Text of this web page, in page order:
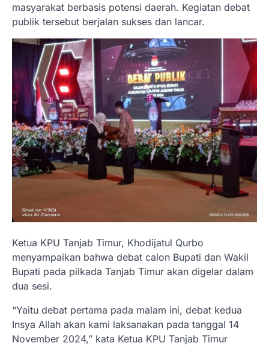
masyarakat berbasis potensi daerah. Kegiatan debat
publik tersebut berjalan sukses dan lancar.
Ketua KPU Tanjab Timur, Khodijatul Qurbo
menyampaikan bahwa debat calon Bupati dan Wakil
Bupati pada pilkada Tanjab Timur akan digelar dalam
dua sesi.
“Yaitu debat pertama pada malam ini, debat kedua
Insya Allah akan kami laksanakan pada tanggal 14
November 2024,” kata Ketua KPU Tanjab Timur